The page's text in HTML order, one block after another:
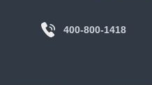
400-800-1418